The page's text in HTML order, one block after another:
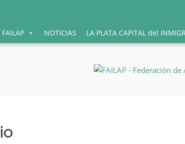
FAILAP NOTICIAS LA PLATA CAPITAL del